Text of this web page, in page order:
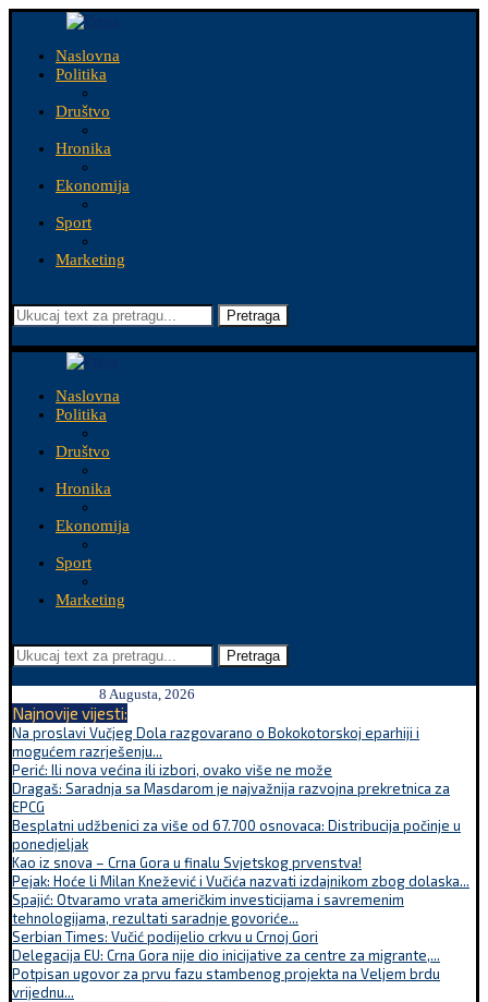
Naslovna
Politika
Društvo
Hronika
Ekonomija
Sport
Marketing
Pretraga
Naslovna
Politika
Društvo
Hronika
Ekonomija
Sport
Marketing
Pretraga
8 Augusta, 2026
Najnovije vijesti:
Na proslavi Vučjeg Dola razgovarano o Bokokotorskoj eparhiji i
mogućem razrješenju...
Perić: Ili nova većina ili izbori, ovako više ne može
Dragaš: Saradnja sa Masdarom je najvažnija razvojna prekretnica za
EPCG
Besplatni udžbenici za više od 67.700 osnovaca: Distribucija počinje u
ponedjeljak
Kao iz snova – Crna Gora u finalu Svjetskog prvenstva!
Pejak: Hoće li Milan Knežević i Vučića nazvati izdajnikom zbog dolaska...
Spajić: Otvaramo vrata američkim investicijama i savremenim
tehnologijama, rezultati saradnje govoriće...
Serbian Times: Vučić podijelio crkvu u Crnoj Gori
Delegacija EU: Crna Gora nije dio inicijative za centre za migrante,...
Potpisan ugovor za prvu fazu stambenog projekta na Veljem brdu
vrijednu...